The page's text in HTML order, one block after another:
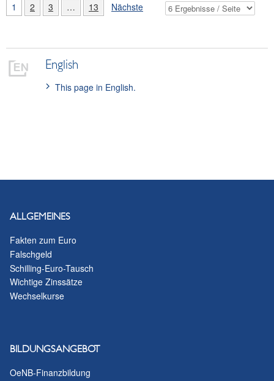
1 2 3 … 13 Nächste
English
This page in English.
ALLGEMEINES
Fakten zum Euro
Falschgeld
Schilling-Euro-Tausch
Wichtige Zinssätze
Wechselkurse
BILDUNGSANGEBOT
OeNB-Finanzbildung